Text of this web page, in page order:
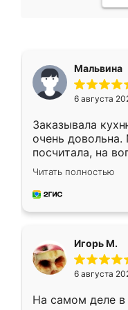
Мальвина
6 августа
Заказывала
очень
посчитала, на
Замерщик
делу со всей
за день, ребята
Читать полностью
Игорь М.
6 августа
На самом деле в